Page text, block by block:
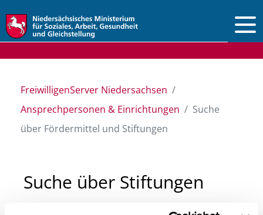
FreiwilligenServer Niedersachsen
Ansprechpersonen & Einrichtungen
Suche
über Fördermittel und Stiftungen
Suche über Stiftungen